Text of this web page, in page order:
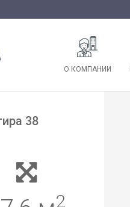
О КОМПАНИИ
38
2